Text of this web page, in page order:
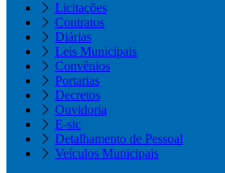
Licitações
Contratos
Diárias
Leis Municipais
Convênios
Portarias
Decretos
Ouvidoria
E-sic
Detalhamento de Pessoal
Veículos Municipais